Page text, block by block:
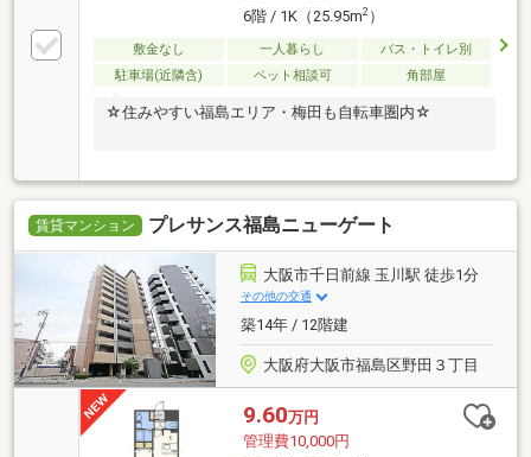
6階 / 1K（25.95m2）
敷金なし 一人暮らし
バス・トイレ別
駐車場(近隣含)
ペット相談可 角部屋
☆住みやすい福島エリア・梅田も自転車圏内☆
賃貸マンション プレサンス福島ニューゲート
大阪市千日前線 玉川駅 徒歩1分
その他の交通
築14年 / 12階建
大阪府大阪市福島区野田３丁目
9.60万円
管理費10,000円